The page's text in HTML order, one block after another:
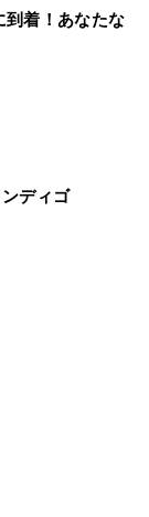
到着！あなたな
ンディゴ